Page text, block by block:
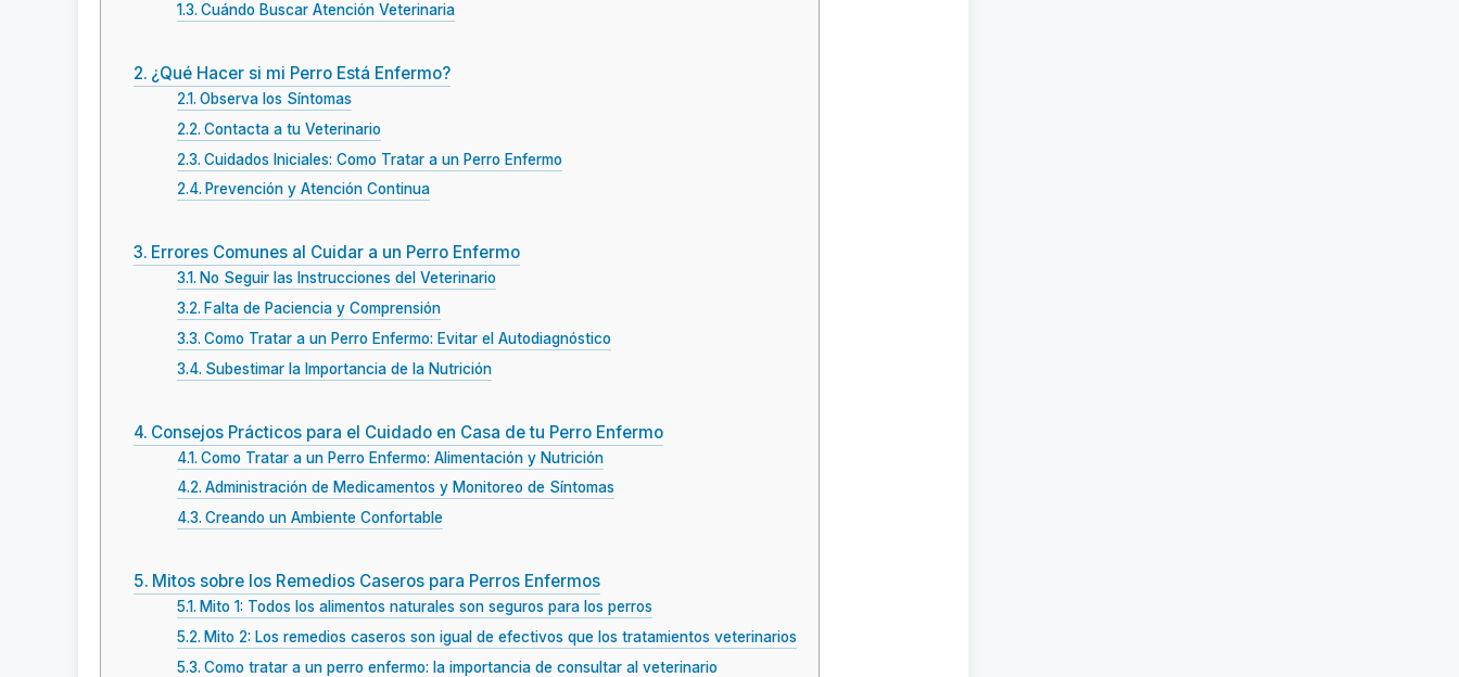
Cuándo Buscar Atención Veterinaria
¿Qué Hacer si mi Perro Está Enfermo?
Observa los Síntomas
Contacta a tu Veterinario
Cuidados Iniciales: Como Tratar a un Perro Enfermo
Prevención y Atención Continua
Errores Comunes al Cuidar a un Perro Enfermo
No Seguir las Instrucciones del Veterinario
Falta de Paciencia y Comprensión
Como Tratar a un Perro Enfermo: Evitar el Autodiagnóstico
Subestimar la Importancia de la Nutrición
Consejos Prácticos para el Cuidado en Casa de tu Perro Enfermo
Como Tratar a un Perro Enfermo: Alimentación y Nutrición
Administración de Medicamentos y Monitoreo de Síntomas
Creando un Ambiente Confortable
Mitos sobre los Remedios Caseros para Perros Enfermos
Mito 1: Todos los alimentos naturales son seguros para los perros
Mito 2: Los remedios caseros son igual de efectivos que los tratamientos veterinarios
Como tratar a un perro enfermo: la importancia de consultar al veterinario